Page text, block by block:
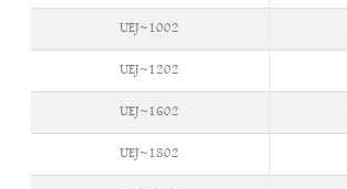
UEJ~1002
UEJ~1202
UEJ~1602
UEJ~1802